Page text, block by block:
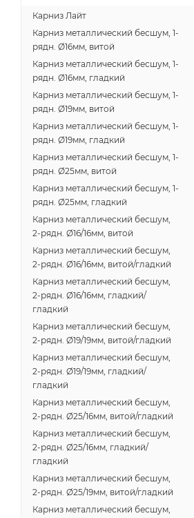
Карниз Лайт
Карниз металлический бесшум, 1-
рядн. Ø16мм, витой
Карниз металлический бесшум, 1-
рядн. Ø16мм, гладкий
Карниз металлический бесшум, 1-
рядн. Ø19мм, витой
Карниз металлический бесшум, 1-
рядн. Ø19мм, гладкий
Карниз металлический бесшум, 1-
рядн. Ø25мм, витой
Карниз металлический бесшум, 1-
рядн. Ø25мм, гладкий
Карниз металлический бесшум,
2-рядн. Ø16/16мм, витой
Карниз металлический бесшум,
2-рядн. Ø16/16мм, витой/гладкий
Карниз металлический бесшум,
2-рядн. Ø16/16мм, гладкий/
гладкий
Карниз металлический бесшум,
2-рядн. Ø19/19мм, витой/гладкий
Карниз металлический бесшум,
2-рядн. Ø19/19мм, гладкий/
гладкий
Карниз металлический бесшум,
2-рядн. Ø25/16мм, витой/гладкий
Карниз металлический бесшум,
2-рядн. Ø25/16мм, гладкий/
гладкий
Карниз металлический бесшум,
2-рядн. Ø25/19мм, витой/гладкий
Карниз металлический бесшум,